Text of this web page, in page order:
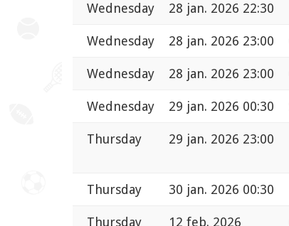
Wednesday 28 jan. 2026 22:30
Wednesday 28 jan. 2026 23:00
Wednesday 28 jan. 2026 23:00
Wednesday 29 jan. 2026 00:30
Thursday 29 jan. 2026 23:00
Thursday 30 jan. 2026 00:30
Thursday
12 feb. 2026